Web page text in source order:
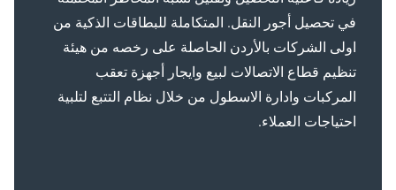
في تحصيل أجور النقل. المتكاملة للبطاقات الذكية من
اولى الشركات بالأردن الحاصلة على رخصه من هيئة
تنظيم قطاع الاتصالات لبيع وايجار أجهزة تعقب
المركبات وادارة الاسطول من خلال نظام التتبع لتلبية
احتياجات العملاء.